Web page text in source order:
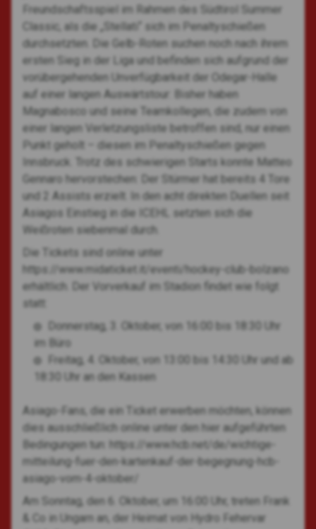
Freundschaftsspiel im Rahmen des Südtirol Summer
Classic, als die „Stellati“ sich im Penaltyschießen
durchsetzten. Die Gelb-Roten suchen noch nach ihrem
ersten Sieg in der Liga und befinden sich aufgrund der
vorübergehenden Unverfügbarkeit der Odegar-Halle
auf einer langen Auswärtstour: Bisher haben
Magnabosco und seine Teamkollegen, die zudem von
einer langen Verletzungsliste betroffen sind, nur einen
Punkt geholt – diesen im Penaltyschießen gegen
Innsbruck. Trotz des schwierigen Starts konnte Matteo
Gennaro hervorstechen: Der Stürmer hat bereits 4 Tore
und 2 Assists erzielt. In den acht direkten Duellen seit
Asiagos Einstieg in die ICEHL setzten sich die
Weißroten siebenmal durch.
Die Tickets sind online unter
https://www.midaticket.it/eventi/hockey-club-bolzano
erhältlich. Der Vorverkauf im Stadion findet wie folgt
statt:
Donnerstag, 3. Oktober, von 16:00 bis 18:30 Uhr
im Büro
Freitag, 4. Oktober, von 13:00 bis 14:30 Uhr und ab
18:30 Uhr an den Kassen
Asiago-Fans, die ein Ticket erwerben möchten, können
dies ausschließlich online unter den hier aufgeführten
Bedingungen tun: https://www.hcb.net/de/wichtige-
mitteilung-fuer-den-kartenkauf-der-begegnung-hcb-
asiago-vom-4-oktober/
Am Sonntag, den 6. Oktober, um 16:00 Uhr, treten Frank
& Co in Ungarn an, der Heimat von Hydro Fehervar